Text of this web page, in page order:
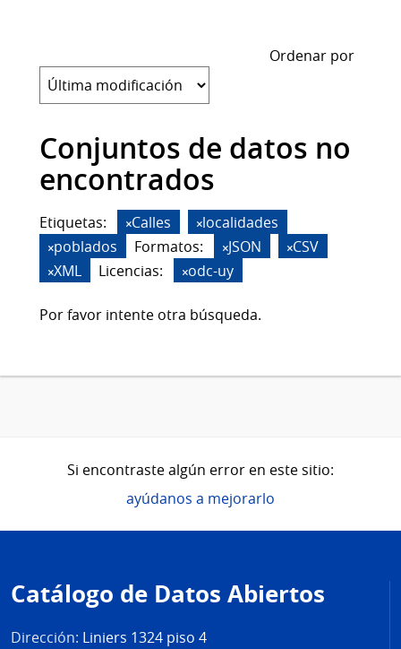
Ordenar por
Conjuntos de datos no
encontrados
Etiquetas: Calles
localidades
poblados
Formatos: JSON
CSV
XML
Licencias: odc-uy
Por favor intente otra búsqueda.
Si encontraste algún error en este sitio:
ayúdanos a mejorarlo
de
página
Catálogo de Datos Abiertos
Dirección: Liniers 1324 piso 4